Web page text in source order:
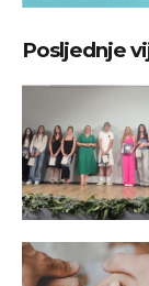
Posljednje